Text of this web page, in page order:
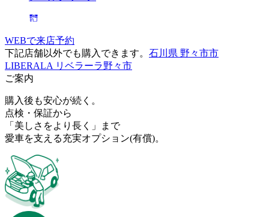
WEBで来店予約
下記店舗以外でも購入できます。 石川県 野々市市
LIBERALA リベラーラ野々市
ご案内
購入後も安心が続く。
点検・保証から
「美しさをより長く」まで
愛車を支える充実オプション(有償)。